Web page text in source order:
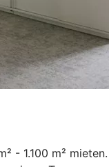
- 1.100 m² mieten.